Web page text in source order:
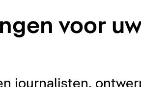
voor
journalisten,